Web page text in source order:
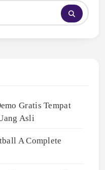
Gratis Tempat
Asli
A Complete